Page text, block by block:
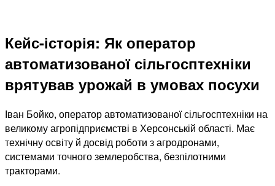
Кейс-історія: Як оператор
автоматизованої сільгосптехніки
врятував урожай в умовах посухи
Іван Бойко, оператор автоматизованої сільгосптехніки на
великому агропідприємстві в Херсонській області. Має
технічну освіту й досвід роботи з агродронами,
системами точного землеробства, безпілотними
тракторами.